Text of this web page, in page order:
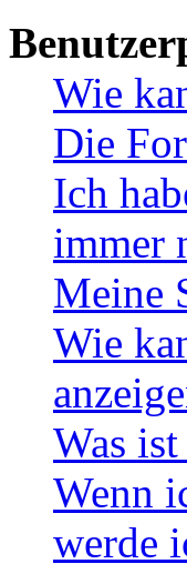
Wie
Die
Ich
immer
Meine
Wie
Was
Wenn
werde